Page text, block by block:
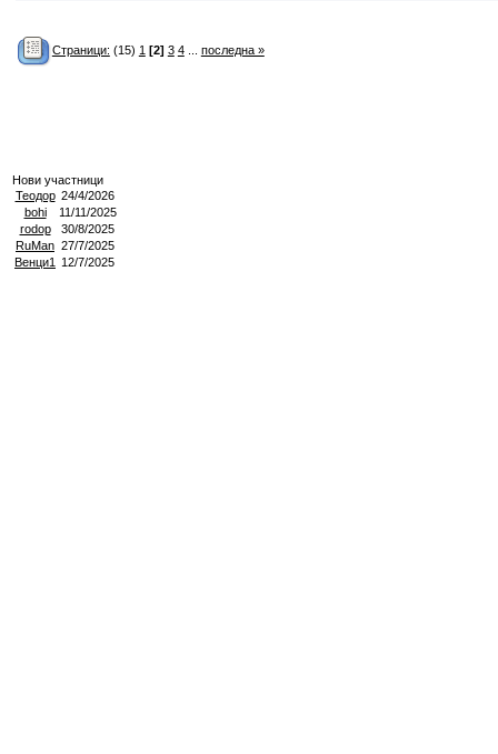
Страници: (15) 1 [2] 3 4... последна »
Нови участници
Теодор 24/4/2026
bohi
11/11/2025
rodop
30/8/2025
RuMan 27/7/2025
Венци1
12/7/2025